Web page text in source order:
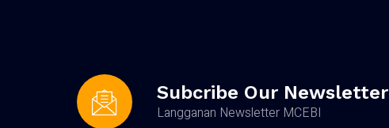
Subcribe Our Newsletter
Langganan Newsletter MCEBI